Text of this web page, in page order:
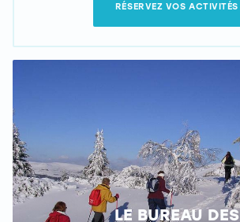
RÉSERVEZ VOS ACTIVITÉS
LE BUREAU DES